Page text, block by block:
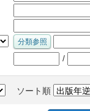
/
ソート順